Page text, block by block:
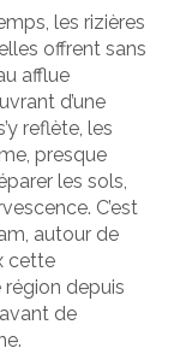
les rizières
offrent sans
afflue
d’une
reflète, les
presque
les sols,
C’est
autour de
cette
depuis
de